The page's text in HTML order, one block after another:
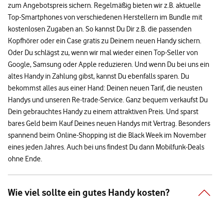
zum Angebotspreis sichern. Regelmäßig bieten wir z.B. aktuelle
Top-Smartphones von verschiedenen Herstellern im Bundle mit
kostenlosen Zugaben an. So kannst Du Dir z.B. die passenden
Kopfhörer oder ein Case gratis zu Deinem neuen Handy sichern.
Oder Du schlägst zu, wenn wir mal wieder einen Top-Seller von
Google, Samsung oder Apple reduzieren. Und wenn Du bei uns ein
altes Handy in Zahlung gibst, kannst Du ebenfalls sparen. Du
bekommst alles aus einer Hand: Deinen neuen Tarif, die neusten
Handys und unseren Re-trade-Service. Ganz bequem verkaufst Du
Dein gebrauchtes Handy zu einem attraktiven Preis. Und sparst
bares Geld beim Kauf Deines neuen Handys mit Vertrag. Besonders
spannend beim Online-Shopping ist die Black Week im November
eines jeden Jahres. Auch bei uns findest Du dann Mobilfunk-Deals
ohne Ende.
Wie viel sollte ein gutes Handy kosten?